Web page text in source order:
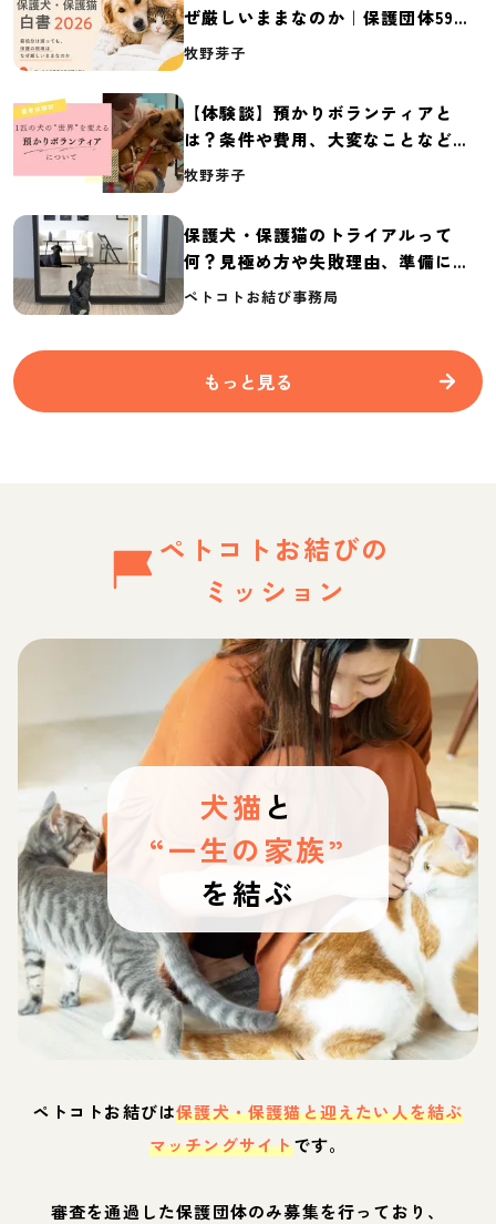
ぜ厳しいままなのか｜保護団体59団
体の実態調査【保護犬・保護猫白書
牧野芽子
【体験談】預かりボランティアと
は？条件や費用、大変なことなど紹
介
牧野芽子
保護犬・保護猫のトライアルって
何？見極め方や失敗理由、準備に必
要なものを紹介
ペトコトお結び事務局
もっと見る
ペトコトお結びの
ミッション
犬猫 と
“一生の家族”
を結ぶ
ペトコトお結びは保護犬・保護猫と迎えたい人を結ぶ
マッチングサイトです。
審査を通過した保護団体のみ募集を行っており、